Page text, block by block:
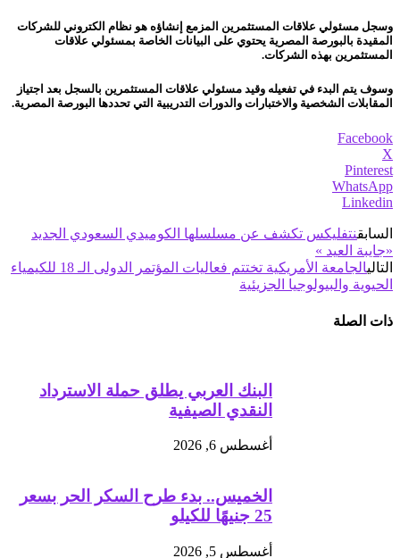
وسجل مسئولي علاقات المستثمرين المزمع إنشاؤه هو نظام الكتروني للشركات
المقيدة بالبورصة المصرية يحتوي على البيانات الخاصة بمسئولي علاقات
المستثمرين بهذه الشركات.
وسوف يتم البدء في تفعيله وقيد مسئولي علاقات المستثمرين بالسجل بعد اجتياز
المقابلات الشخصية والاختبارات والدورات التدريبية التي تحددها البورصة المصرية.
Facebook
X
Pinterest
WhatsApp
Linkedin
السابقنتفليكس تكشف عن مسلسلها الكوميدي السعودي الجديد
«جايبة العيد »
التالي
الجامعة الأمريكية تختتم فعاليات المؤتمر الدولى الـ 18 للكيمياء
الحيوية والبيولوجيا الجزيئية
ذات الصلة
البنك العربي يطلق حملة الاسترداد
النقدي الصيفية
أغسطس 6, 2026
الخميس.. بدء طرح السكر الحر بسعر
25 جنيهًا للكيلو
أغسطس 5, 2026